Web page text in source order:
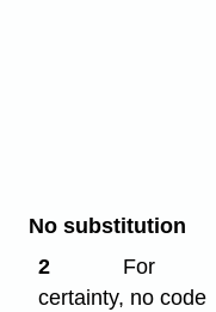
No substitution
2
For
certainty, no code